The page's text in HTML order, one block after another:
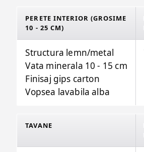
PERETE INTERIOR (GROSIME
10 - 25 CM)
Structura lemn/metal
Vata minerala 10 - 15 cm
Finisaj gips carton
Vopsea lavabila alba
TAVANE